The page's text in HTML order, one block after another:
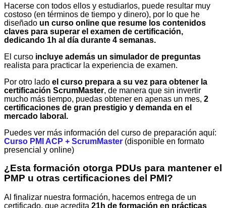
Hacerse con todos ellos y estudiarlos, puede resultar muy
costoso (en términos de tiempo y dinero), por lo que he
diseñado un curso online que resume los contenidos
claves para superar el examen de certificación,
dedicando 1h al día durante 4 semanas.
El curso incluye además un simulador de preguntas
realista para practicar la experiencia de examen.
Por otro lado el curso prepara a su vez para obtener la
certificación ScrumMaster, de manera que sin invertir
mucho más tiempo, puedas obtener en apenas un mes, 2
certificaciones de gran prestigio y demanda en el
mercado laboral.
Puedes ver más información del curso de preparación aquí:
Curso PMI ACP + ScrumMaster (disponible en formato
presencial y online)
¿Esta formación otorga PDUs para mantener el
PMP u otras certificaciones del PMI?
Al finalizar nuestra formación, hacemos entrega de un
certificado, que acredita 21h de formación en prácticas